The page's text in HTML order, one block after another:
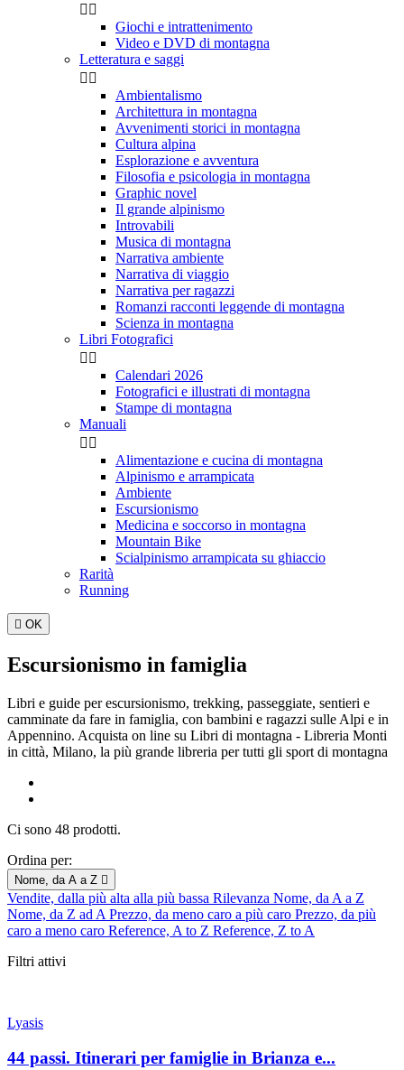
 
Giochi e intrattenimento
Video e DVD di montagna
Letteratura e saggi
 
Ambientalismo
Architettura in montagna
Avvenimenti storici in montagna
Cultura alpina
Esplorazione e avventura
Filosofia e psicologia in montagna
Graphic novel
Il grande alpinismo
Introvabili
Musica di montagna
Narrativa ambiente
Narrativa di viaggio
Narrativa per ragazzi
Romanzi racconti leggende di montagna
Scienza in montagna
Libri Fotografici
 
Calendari 2026
Fotografici e illustrati di montagna
Stampe di montagna
Manuali
 
Alimentazione e cucina di montagna
Alpinismo e arrampicata
Ambiente
Escursionismo
Medicina e soccorso in montagna
Mountain Bike
Scialpinismo arrampicata su ghiaccio
Rarità
Running
 OK
Escursionismo in famiglia
Libri e guide per escursionismo, trekking, passeggiate, sentieri e
camminate da fare in famiglia, con bambini e ragazzi sulle Alpi e in
Appennino. Acquista on line su Libri di montagna - Libreria Monti
in città, Milano, la più grande libreria per tutti gli sport di montagna
Ci sono 48 prodotti.
Ordina per:
Nome, da A a Z 
Vendite, dalla più alta alla più bassa Rilevanza Nome, da A a Z
Nome, da Z ad A Prezzo, da meno caro a più caro Prezzo, da più
caro a meno caro Reference, A to Z Reference, Z to A
Filtri attivi
Lyasis
44 passi. Itinerari per famiglie in Brianza e...